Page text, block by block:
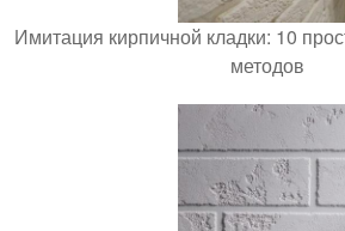
Имитация кирпичной кладки: 10
методов